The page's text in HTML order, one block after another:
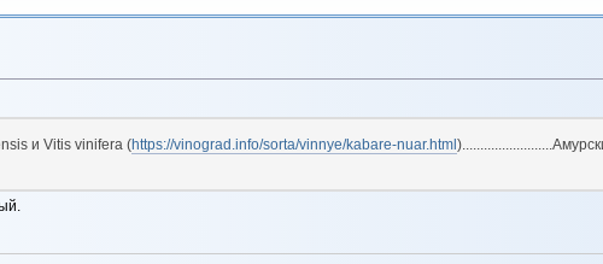
и Vitis vinifera (https://vinograd.info/sorta/vinnye/kabare-nuar.html